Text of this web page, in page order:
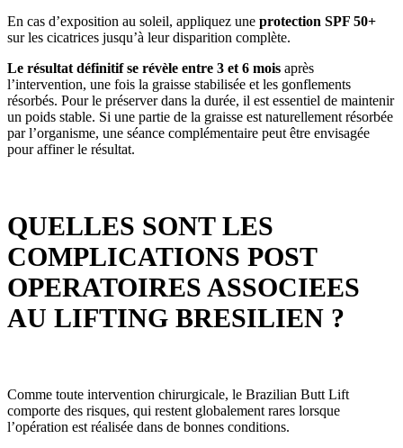
En cas d’exposition au soleil, appliquez une protection SPF 50+
sur les cicatrices jusqu’à leur disparition complète.
Le résultat définitif se révèle entre 3 et 6 mois après
l’intervention, une fois la graisse stabilisée et les gonflements
résorbés. Pour le préserver dans la durée, il est essentiel de maintenir
un poids stable. Si une partie de la graisse est naturellement résorbée
par l’organisme, une séance complémentaire peut être envisagée
pour affiner le résultat.
QUELLES SONT LES
COMPLICATIONS POST
OPERATOIRES ASSOCIEES
AU LIFTING BRESILIEN ?
Comme toute intervention chirurgicale, le Brazilian Butt Lift
comporte des risques, qui restent globalement rares lorsque
l’opération est réalisée dans de bonnes conditions.